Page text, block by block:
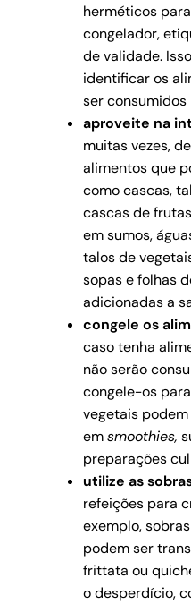
herméticos
congelador,
de validade.
identificar os
ser
aproveite na
muitas vezes,
alimentos que
como cascas,
cascas de
em sumos,
talos de
sopas e folhas
adicionadas a
congele os
caso tenha
não serão
congele-os
vegetais
emsmoothies,
preparações
utilize as
refeições para
exemplo,
podem ser
frittata ou
o desperdício,